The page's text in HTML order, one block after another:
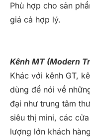
Phù hợp cho sản
giá cả hợp lý.
Kênh MT (Modern
Khác với kênh GT,
dùng để nói về
đại như trung tâm
siêu thị mini, các
lượng lớn khách